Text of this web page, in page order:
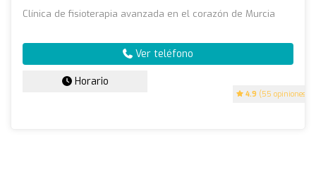
4.9 (55 opiniones)
Clínica de fisioterapia avanzada en el corazón de Murcia
Ver teléfono
Horario